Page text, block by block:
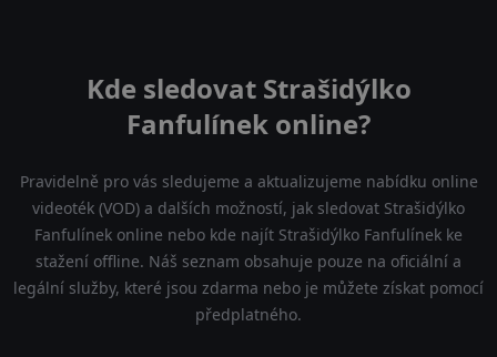
Kde sledovat Strašidýlko
Fanfulínek online?
Pravidelně pro vás sledujeme a aktualizujeme nabídku online
videoték (VOD) a dalších možností, jak sledovat Strašidýlko
Fanfulínek online nebo kde najít Strašidýlko Fanfulínek ke
stažení offline. Náš seznam obsahuje pouze na oficiální a
legální služby, které jsou zdarma nebo je můžete získat pomocí
předplatného.